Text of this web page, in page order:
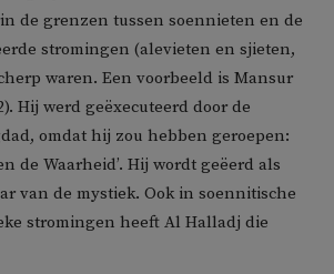
de grenzen tussen soennieten en de
stromingen (alevieten en sjieten,
waren. Een voorbeeld is Mansur
Hij werd geëxecuteerd door de
omdat hij zou hebben geroepen:
de Waarheid’. Hij wordt geëerd als
van de mystiek. Ook in soennitische
stromingen heeft Al Halladj die